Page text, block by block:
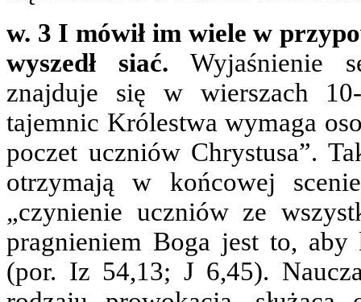
w. 3 I mówił im wiele w
wyszedł siać.Wyjaśnienie
znajduje się w wierszach
tajemnic Królestwa wymaga
poczet uczniów Chrystusa”.
otrzymają w końcowej
„czynienie uczniów ze
pragnieniem Boga jest to, aby
(por. Iz 54,13; J 6,45).